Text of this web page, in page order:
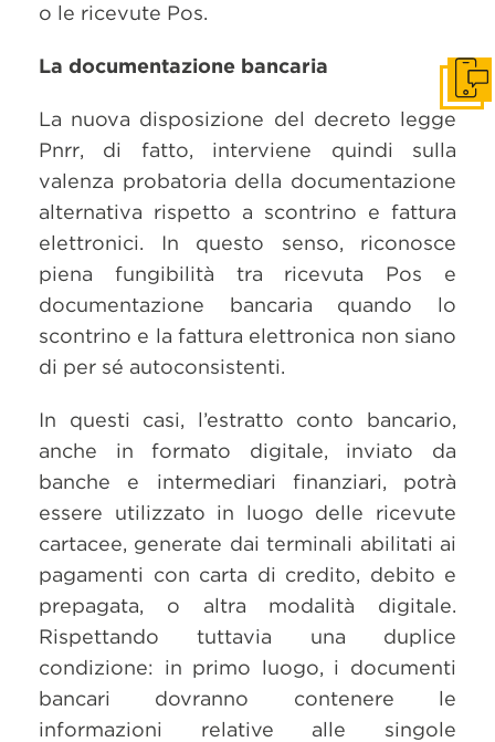
o le ricevute Pos.
La documentazione bancaria
La nuova disposizione del decreto legge
Pnrr, di fatto, interviene quindi sulla
valenza probatoria della documentazione
alternativa rispetto a scontrino e fattura
elettronici. In questo senso, riconosce
piena fungibilità tra ricevuta Pos e
documentazione bancaria quando lo
scontrino e la fattura elettronica non siano
di per sé autoconsistenti.
In questi casi, l’estratto conto bancario,
anche in formato digitale, inviato da
banche e intermediari finanziari, potrà
essere utilizzato in luogo delle ricevute
cartacee, generate dai terminali abilitati ai
pagamenti con carta di credito, debito e
prepagata, o altra modalità digitale.
Rispettando tuttavia una duplice
condizione: in primo luogo, i documenti
bancari dovranno contenere le
informazioni relative alle singole
Get